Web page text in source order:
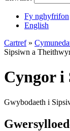
Fy nghyfrifon
English
Cartref»
Sipsiwn a
Cyngor i
Gwybodaeth i